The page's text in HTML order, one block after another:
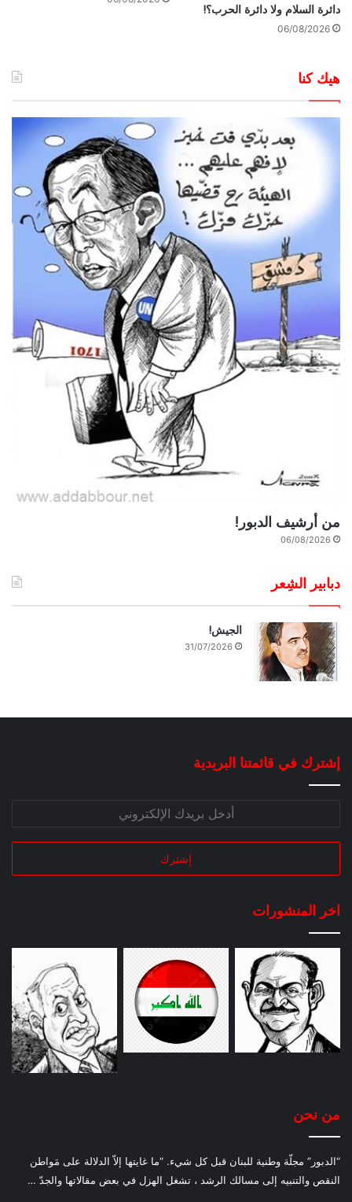
دائرة السلام ولا دائرة الحرب؟!
06/08/2026
هيك كنا
من أرشيف الدبور!
06/08/2026
دبابير الشِعر
الجيش!
31/07/2026
إشترك في قائمتنا البريدية
اخر المنشورات
من نحن
“الدبور” مجلّة وطنية للبنان قبل كل شيء. “ما غايتها إلاّ الدلالة على مَواطن
النقص والتنبيه إلى مسالك الرشد ، تشغل الهزل في بعض مقالاتها والجدّ …